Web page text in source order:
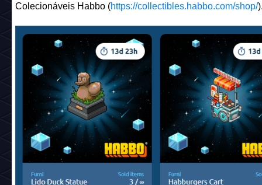
Colecionáveis Habbo (https://collectibles.habbo.com/shop/